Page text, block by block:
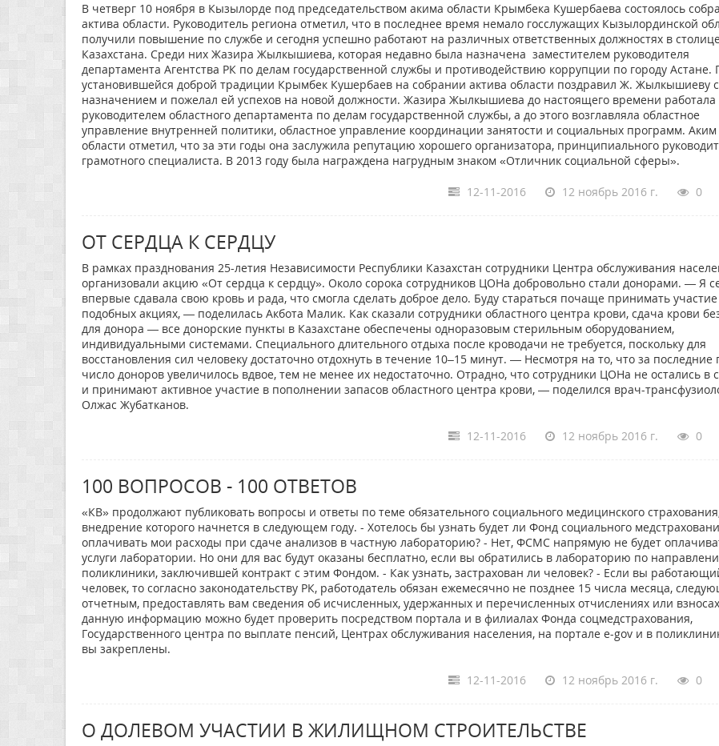
В четверг 10 ноября в Кызылорде под председательством акима области Крымбека Кушербаева состоялось
актива области. Руководитель региона отметил, что в последнее время немало госслужащих Кызылординской
получили повышение по службе и сегодня успешно работают на различных ответственных должностях в
Казахстана. Среди них Жазира Жылкышиева, которая недавно была назначена заместителем руководителя
департамента Агентства РК по делам государственной службы и противодействию коррупции по городу Астане.
установившейся доброй традиции Крымбек Кушербаев на собрании актива области поздравил Ж. Жылкышиеву с
назначением и пожелал ей успехов на новой должности. Жазира Жылкышиева до настоящего времени работала
руководителем областного департамента по делам государственной службы, а до этого возглавляла областное
управление внутренней политики, областное управление координации занятости и социальных программ. Аким
области отметил, что за эти годы она заслужила репутацию хорошего организатора, принципиального
грамотного специалиста. В 2013 году была награждена нагрудным знаком «Отличник социальной сферы».
12-11-2016 12 ноябрь 2016 г. 0
ОТ СЕРДЦА К СЕРДЦУ
В рамках празднования 25-летия Независимости Республики Казахстан сотрудники Центра обслуживания
организовали акцию «От сердца к сердцу». Около сорока сотрудников ЦОНа добровольно стали донорами. — Я
впервые сдавала свою кровь и рада, что смогла сделать доброе дело. Буду стараться почаще принимать
подобных акциях, — поделилась Акбота Малик. Как сказали сотрудники областного центра крови, сдача крови
для донора — все донорские пункты в Казахстане обеспечены одноразовым стерильным оборудованием,
индивидуальными системами. Специального длительного отдыха после кроводачи не требуется, поскольку для
восстановления сил человеку достаточно отдохнуть в течение 10–15 минут. — Несмотря на то, что за последние
число доноров увеличилось вдвое, тем не менее их недостаточно. Отрадно, что сотрудники ЦОНа не остались в
и принимают активное участие в пополнении запасов областного центра крови, — поделился врач-
Олжас Жубатканов.
12-11-2016 12 ноябрь 2016 г. 0
100 ВОПРОСОВ - 100 ОТВЕТОВ
«КВ» продолжают публиковать вопросы и ответы по теме обязательного социального медицинского
внедрение которого начнется в следующем году. - Хотелось бы узнать будет ли Фонд социального
оплачивать мои расходы при сдаче анализов в частную лабораторию? - Нет, ФСМС напрямую не будет
услуги лаборатории. Но они для вас будут оказаны бесплатно, если вы обратились в лабораторию по
поликлиники, заключившей контракт с этим Фондом. - Как узнать, застрахован ли человек? - Если вы
человек, то согласно законодательству РК, работодатель обязан ежемесячно не позднее 15 числа месяца,
отчетным, предоставлять вам сведения об исчисленных, удержанных и перечисленных отчислениях или
данную информацию можно будет проверить посредством портала и в филиалах Фонда соцмедстрахования,
Государственного центра по выплате пенсий, Центрах обслуживания населения, на портале e-gov и в
вы закреплены.
12-11-2016 12 ноябрь 2016 г. 0
О ДОЛЕВОМ УЧАСТИИ В ЖИЛИЩНОМ СТРОИТЕЛЬСТВЕ